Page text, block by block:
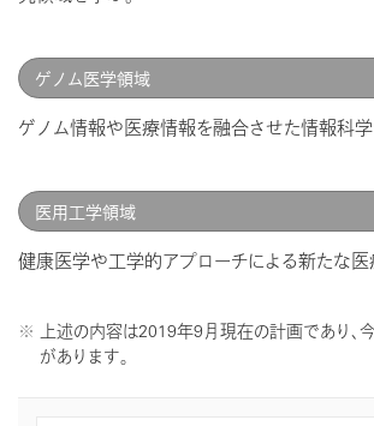
ゲノム医学領域
ゲノム情報や医療情報を融合させた情報科学
医用工学領域
健康医学や工学的アプローチによる新たな医
上述の内容は2019年9月現在の計画であり、
があります。